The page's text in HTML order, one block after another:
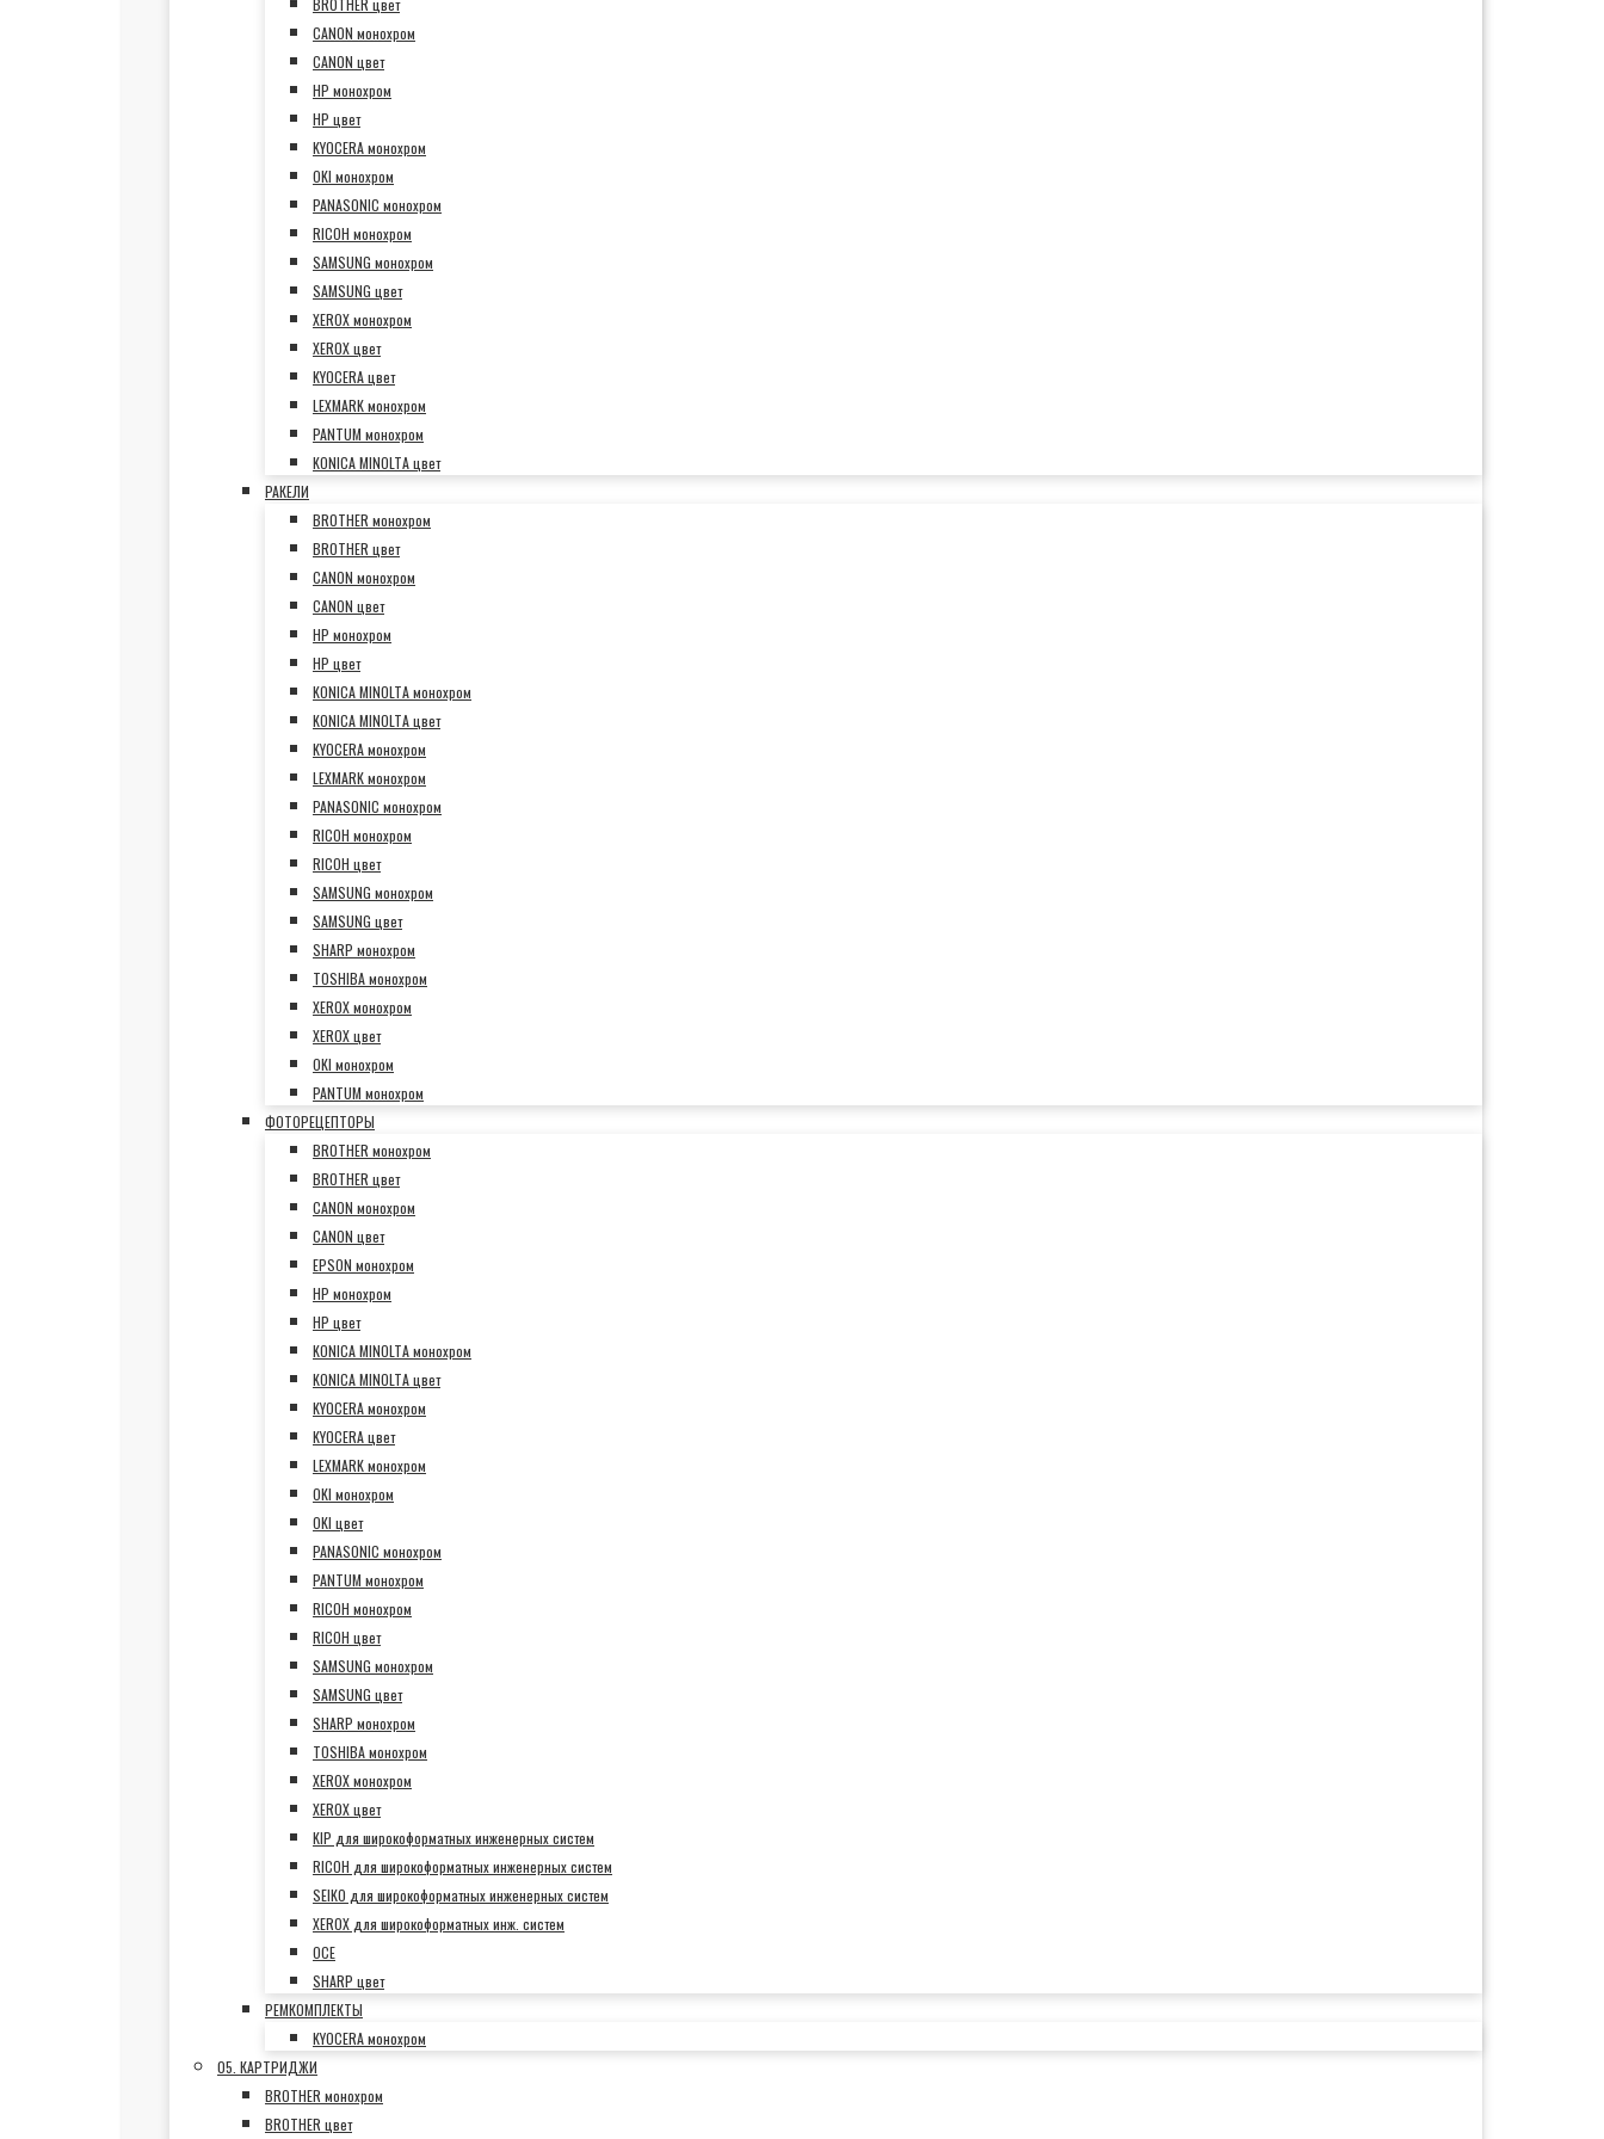
BROTHER цвет
CANON монохром
CANON цвет
HP монохром
HP цвет
KYOCERA монохром
OKI монохром
PANASONIC монохром
RICOH монохром
SAMSUNG монохром
SAMSUNG цвет
XEROX монохром
XEROX цвет
KYOCERA цвет
LEXMARK монохром
PANTUM монохром
KONICA MINOLTA цвет
РАКЕЛИ
BROTHER монохром
BROTHER цвет
CANON монохром
CANON цвет
HP монохром
HP цвет
KONICA MINOLTA монохром
KONICA MINOLTA цвет
KYOCERA монохром
LEXMARK монохром
PANASONIC монохром
RICOH монохром
RICOH цвет
SAMSUNG монохром
SAMSUNG цвет
SHARP монохром
TOSHIBA монохром
XEROX монохром
XEROX цвет
OKI монохром
PANTUM монохром
ФОТОРЕЦЕПТОРЫ
BROTHER монохром
BROTHER цвет
CANON монохром
CANON цвет
EPSON монохром
HP монохром
HP цвет
KONICA MINOLTA монохром
KONICA MINOLTA цвет
KYOCERA монохром
KYOCERA цвет
LEXMARK монохром
OKI монохром
OKI цвет
PANASONIC монохром
PANTUM монохром
RICOH монохром
RICOH цвет
SAMSUNG монохром
SAMSUNG цвет
SHARP монохром
TOSHIBA монохром
XEROX монохром
XEROX цвет
KIP для широкоформатных инженерных систем
RICOH для широкоформатных инженерных систем
SEIKO для широкоформатных инженерных систем
XEROX для широкоформатных инж. систем
OCE
SHARP цвет
РЕМКОМПЛЕКТЫ
KYOCERA монохром
05. КАРТРИДЖИ
BROTHER монохром
BROTHER цвет